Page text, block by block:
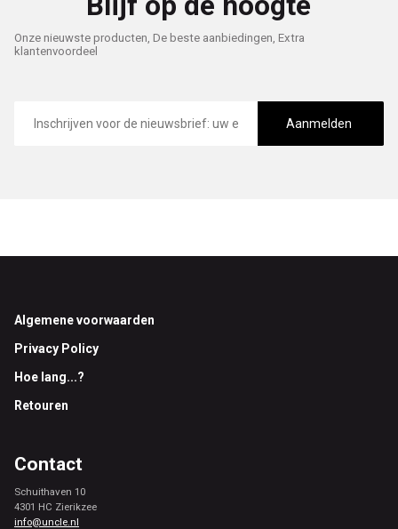
Onze nieuwste producten, De beste aanbiedingen, Extra
klantenvoordeel
mailadres
Aanmelden
Footer
Algemene voorwaarden
Privacy Policy
Hoe lang...?
Retouren
Contact
Schuithaven 10
4301 HC Zierikzee
info@uncle.nl